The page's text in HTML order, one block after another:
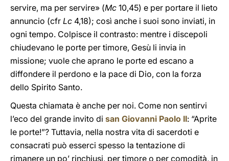
servire, ma per servire» (Mc 10,45) e per portare il lieto
annuncio (cfr Lc 4,18); così anche i suoi sono inviati, in
ogni tempo. Colpisce il contrasto: mentre i discepoli
chiudevano le porte per timore, Gesù li invia in
missione; vuole che aprano le porte ed escano a
diffondere il perdono e la pace di Dio, con la forza
dello Spirito Santo.
Questa chiamata è anche per noi. Come non sentirvi
l’eco del grande invito di san Giovanni Paolo II: “Aprite
le porte!”? Tuttavia, nella nostra vita di sacerdoti e
consacrati può esserci spesso la tentazione di
rimanere un po’ rinchiusi, per timore o per comodità, in